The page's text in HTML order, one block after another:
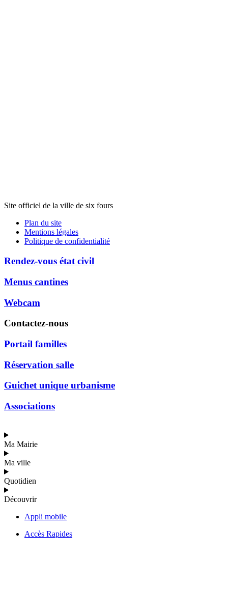
Site officiel de la ville de six fours
Plan du site
Mentions légales
Politique de confidentialité
Rendez-vous état civil
Menus cantines
Webcam
Contactez-nous
Portail familles
Réservation salle
Guichet unique urbanisme
Associations
Ma Mairie
Ma ville
Quotidien
Découvrir
Appli mobile
Accès Rapides